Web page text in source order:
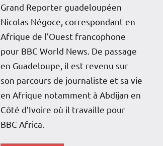
Grand Reporter guadeloupéen
Nicolas Négoce, correspondant en
Afrique de l’Ouest francophone
pour BBC World News. De passage
en Guadeloupe, il est revenu sur
son parcours de journaliste et sa vie
en Afrique notamment à Abdijan en
Côté d’Ivoire où il travaille pour
BBC Africa.